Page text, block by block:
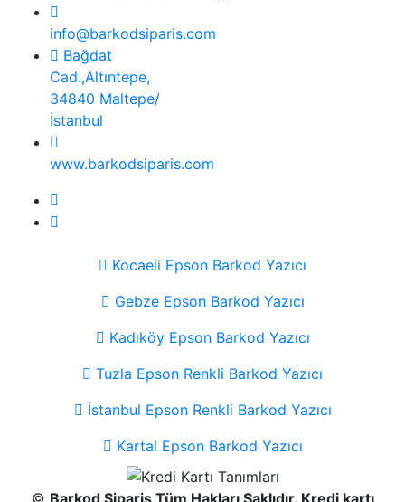
info@barkodsiparis.com
Bağdat
Cad.,Altıntepe,
34840 Maltepe/
İstanbul
www.barkodsiparis.com
Kocaeli Epson Barkod Yazıcı
Gebze Epson Barkod Yazıcı
Kadıköy Epson Barkod Yazıcı
Tuzla Epson Renkli Barkod Yazıcı
İstanbul Epson Renkli Barkod Yazıcı
Kartal Epson Barkod Yazıcı
© Barkod Sipariş Tüm Hakları Saklıdır. Kredi kartı